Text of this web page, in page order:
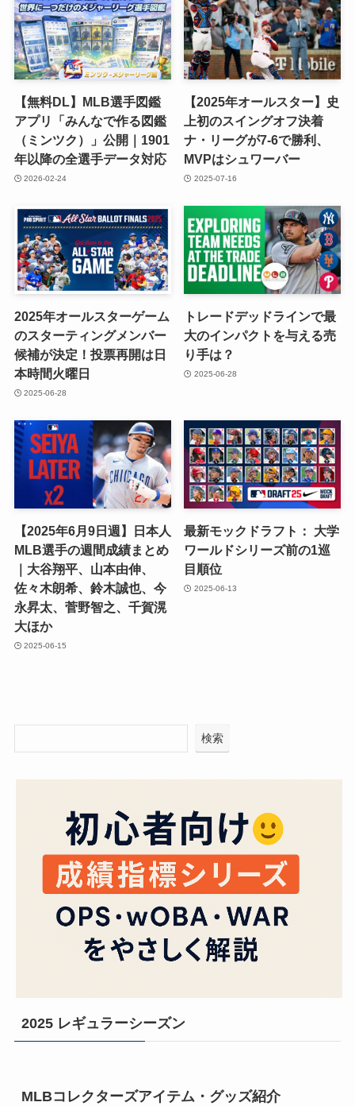
【無料DL】MLB選手図鑑
アプリ「みんなで作る図鑑
（ミンツク）」公開｜1901
年以降の全選手データ対応
2026-02-24
【2025年オールスター】史
上初のスイングオフ決着
ナ・リーグが7-6で勝利、
MVPはシュワーバー
2025-07-16
2025年オールスターゲーム
のスターティングメンバー
候補が決定！投票再開は日
本時間火曜日
2025-06-28
トレードデッドラインで最
大のインパクトを与える売
り手は？
2025-06-28
【2025年6月9日週】日本人
MLB選手の週間成績まとめ
｜大谷翔平、山本由伸、
佐々木朗希、鈴木誠也、今
永昇太、菅野智之、千賀滉
大ほか
2025-06-15
最新モックドラフト： 大学
ワールドシリーズ前の1巡
目順位
2025-06-13
検索
2025 レギュラーシーズン
MLBコレクターズアイテム・グッズ紹介